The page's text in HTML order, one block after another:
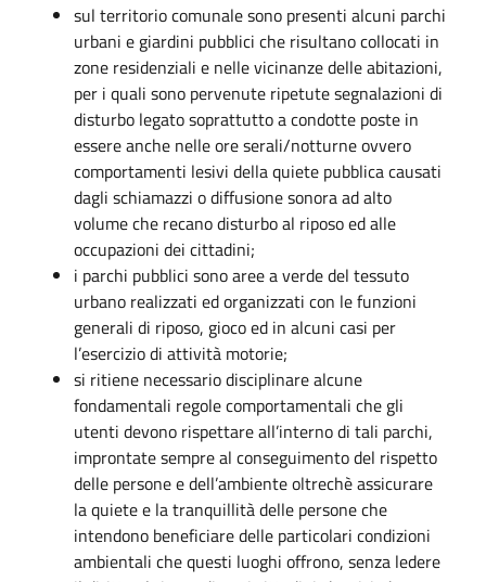
sul territorio comunale sono presenti alcuni parchi
urbani e giardini pubblici che risultano collocati in
zone residenziali e nelle vicinanze delle abitazioni,
per i quali sono pervenute ripetute segnalazioni di
disturbo legato soprattutto a condotte poste in
essere anche nelle ore serali/notturne ovvero
comportamenti lesivi della quiete pubblica causati
dagli schiamazzi o diffusione sonora ad alto
volume che recano disturbo al riposo ed alle
occupazioni dei cittadini;
i parchi pubblici sono aree a verde del tessuto
urbano realizzati ed organizzati con le funzioni
generali di riposo, gioco ed in alcuni casi per
l’esercizio di attività motorie;
si ritiene necessario disciplinare alcune
fondamentali regole comportamentali che gli
utenti devono rispettare all’interno di tali parchi,
improntate sempre al conseguimento del rispetto
delle persone e dell’ambiente oltrechè assicurare
la quiete e la tranquillità delle persone che
intendono beneficiare delle particolari condizioni
ambientali che questi luoghi offrono, senza ledere